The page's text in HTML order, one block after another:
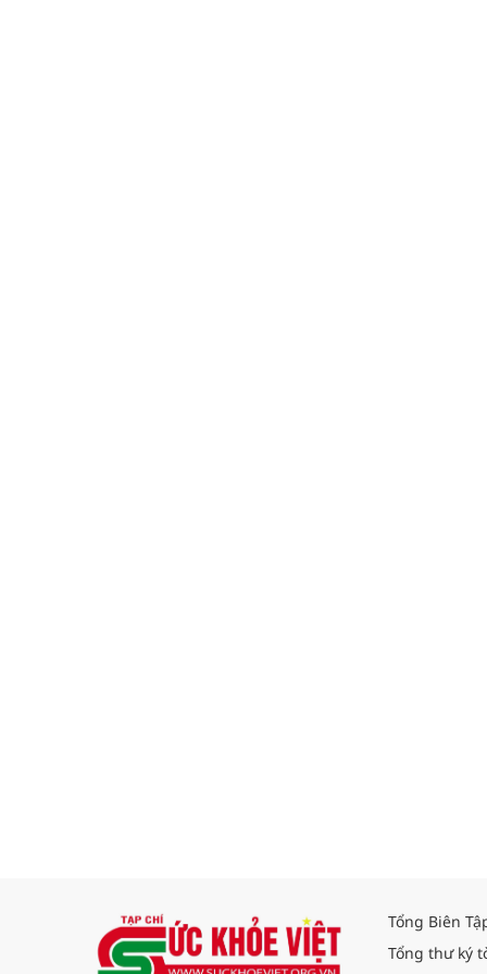
Tổng Biên
Tổng thư ký